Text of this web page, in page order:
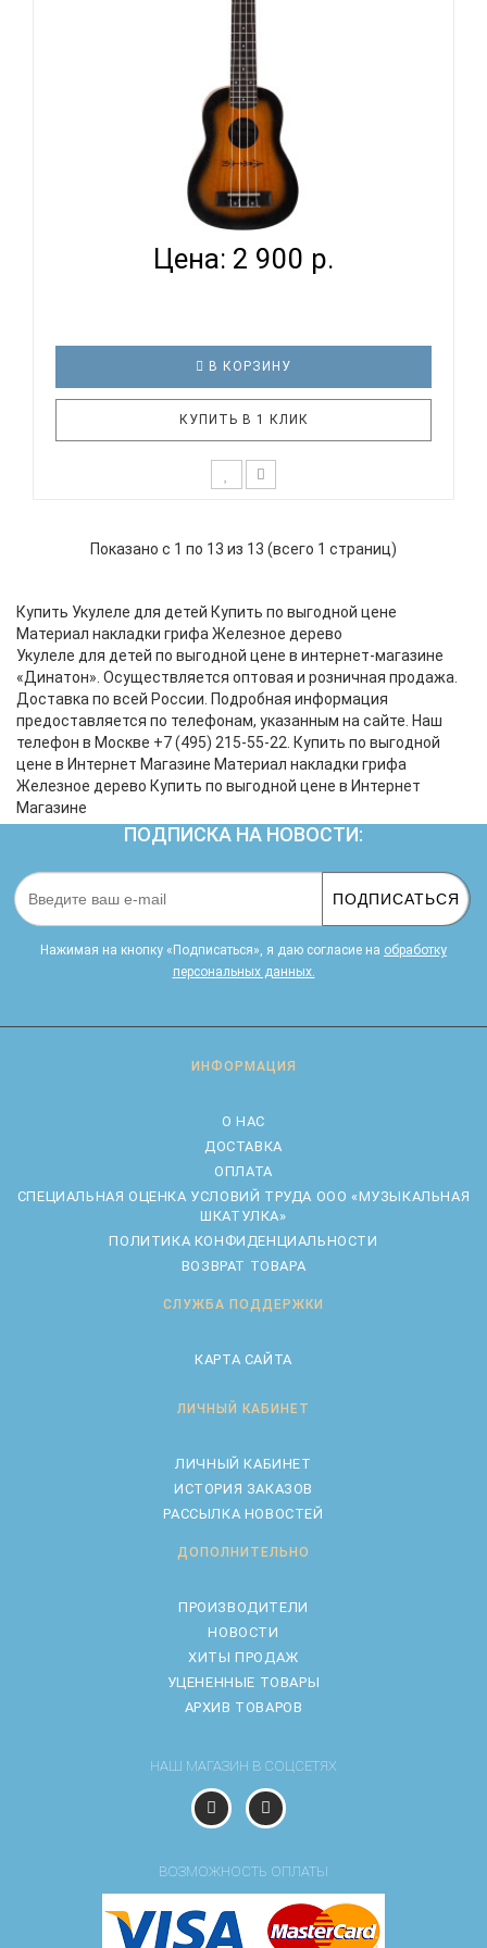
VESTON UKULELE KUS100 DESERT - УКУЛЕЛЕ
СОПРАНО...
Цена: 2 900 р.
В КОРЗИНУ
КУПИТЬ В 1 КЛИК
цвета санберст. Яркая солнечная укулеле, которая
путешествий. Море, закат и нежная мелодия этого
инструмента просто создан..
Показано с 1 по 13 из 13 (всего 1 страниц)
Купить Укулеле для детей Купить по выгодной цене
Материал накладки грифа Железное дерево
Укулеле для детей по выгодной цене в интернет-магазине
«Динатон». Осуществляется оптовая и розничная продажа.
Доставка по всей России. Подробная информация
предоставляется по телефонам, указанным на сайте. Наш
телефон в Москве +7 (495) 215-55-22. Купить по выгодной
цене в Интернет Магазине Материал накладки грифа
Железное дерево Купить по выгодной цене в Интернет
Магазине
ПОДПИСКА НА НОВОСТИ:
ПОДПИСАТЬСЯ
Нажимая на кнопку «Подписаться», я даю cогласие на обработку
персональных данных.
ИНФОРМАЦИЯ
О НАС
ДОСТАВКА
ОПЛАТА
CПЕЦИАЛЬНАЯ ОЦЕНКА УСЛОВИЙ ТРУДА ООО «МУЗЫКАЛЬНАЯ
ШКАТУЛКА»
ПОЛИТИКА КОНФИДЕНЦИАЛЬНОСТИ
ВОЗВРАТ ТОВАРА
СЛУЖБА ПОДДЕРЖКИ
КАРТА САЙТА
ЛИЧНЫЙ КАБИНЕТ
ЛИЧНЫЙ КАБИНЕТ
ИСТОРИЯ ЗАКАЗОВ
РАССЫЛКА НОВОСТЕЙ
ДОПОЛНИТЕЛЬНО
ПРОИЗВОДИТЕЛИ
НОВОСТИ
ХИТЫ ПРОДАЖ
УЦЕНЕННЫЕ ТОВАРЫ
АРХИВ ТОВАРОВ
НАШ МАГАЗИН В СОЦСЕТЯХ
ВОЗМОЖНОСТЬ ОПЛАТЫ